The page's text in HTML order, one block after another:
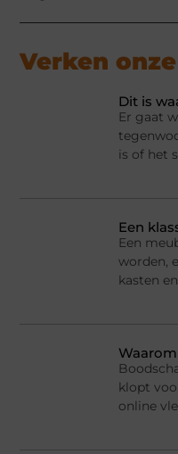
Verken
Dit is
Er gaat
is of het
Een
Een
worden,
kasten
klopt
online